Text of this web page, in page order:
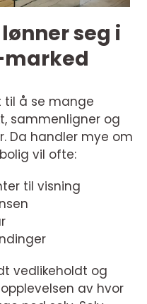
seg i
marked
til å se mange
sammenligner og
Da handler mye om
vil ofte:
til visning
vedlikeholdt og
av hvor